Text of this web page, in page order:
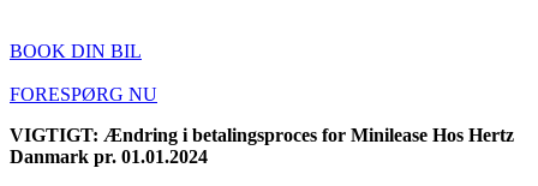
BOOK DIN BIL
FORESPØRG NU
VIGTIGT: Ændring i betalingsproces for Minilease Hos Hertz
Danmark pr. 01.01.2024